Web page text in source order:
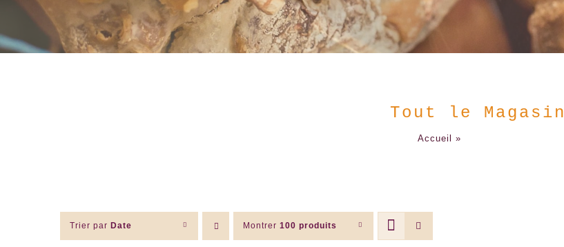
Tout le Magasin
Accueil »
Trier par Date Montrer 100 produits